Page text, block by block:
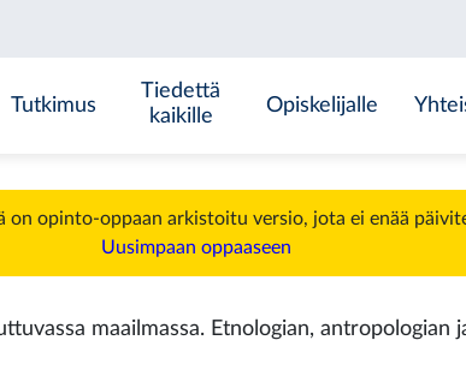
Tutkimus
Tiedettä
kaikille
Opiskelijalle
on opinto-oppaan arkistoitu versio, jota ei enää
Uusimpaan oppaaseen
maailmassa. Etnologian,